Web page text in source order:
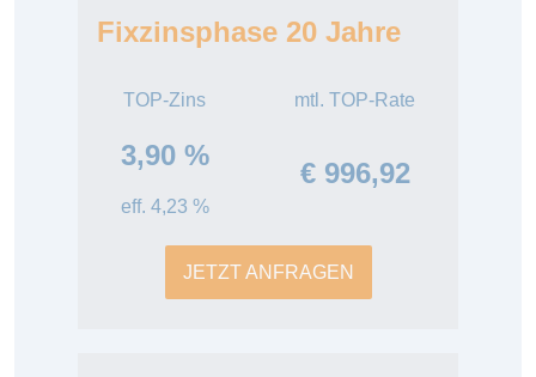
Fixzinsphase 20 Jahre
TOP-Zins
3,90 %
eff. 4,23 %
mtl. TOP-Rate
€ 996,92
JETZT ANFRAGEN